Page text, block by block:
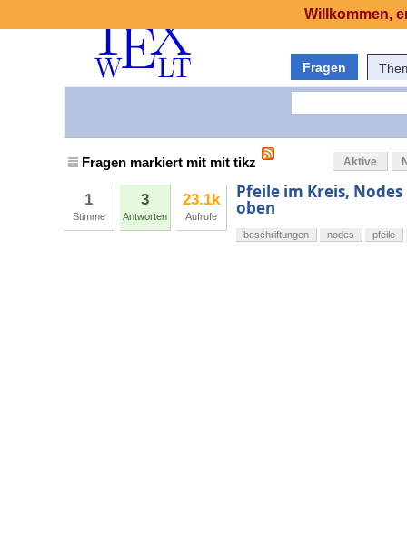
Fragen
Fragen markiert mit mit tikz Aktive
1
Stimme
3
Antworten
23.1k
Aufrufe
Pfeile im Kreis,
oben
beschriftungen nodes pfeile
Willkommen,